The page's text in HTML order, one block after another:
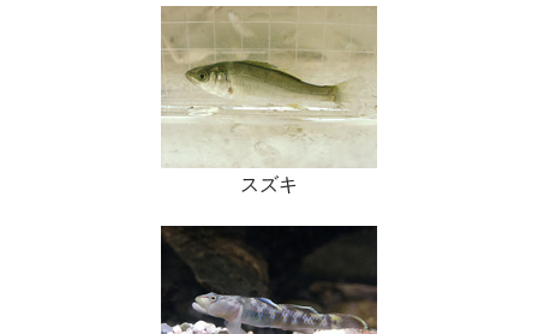
スズキ